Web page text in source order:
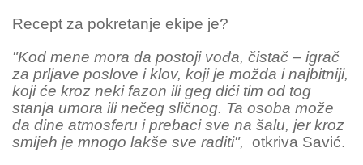
Recept za pokretanje ekipe je?
"Kod mene mora da postoji vođa, čistač – igrač
za prljave poslove i klov, koji je možda i najbitniji,
koji će kroz neki fazon ili geg dići tim od tog
stanja umora ili nečeg sličnog. Ta osoba može
da dine atmosferu i prebaci sve na šalu, jer kroz
smijeh je mnogo lakše sve raditi", otkriva Savić.